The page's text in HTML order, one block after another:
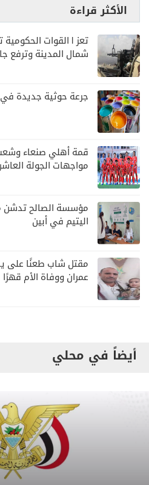
الأكثر قراءة
تعز | القوات الحكومية
شمال المدينة وترفع
جرعة حوثية جديدة في
قمة أهلي صنعاء
مواجهات الجولة
مؤسسة الصالح تدشن
اليتيم في أبين
مقتل شاب طعنًا على
عمران ووفاة الأم قهرًا
أيضاً في محلي